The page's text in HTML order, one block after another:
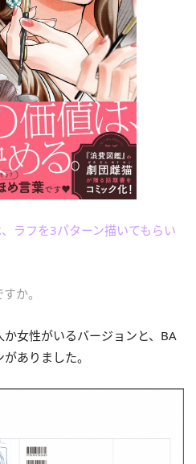
ラフを3パターン描いてもらい
か。
女性がいるバージョンと、BA
ありました。